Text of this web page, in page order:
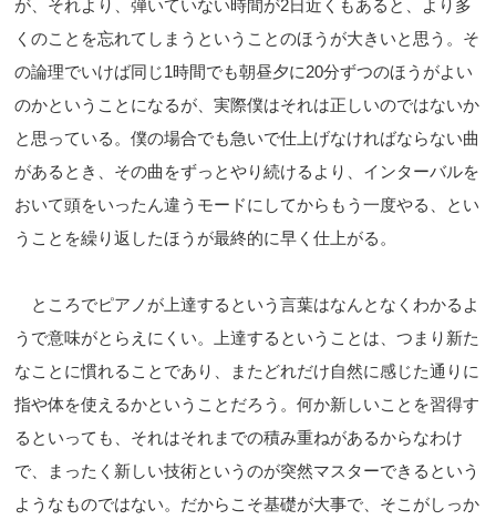
が、それより、弾いていない時間が2日近くもあると、より多
くのことを忘れてしまうということのほうが大きいと思う。そ
の論理でいけば同じ1時間でも朝昼夕に20分ずつのほうがよい
のかということになるが、実際僕はそれは正しいのではないか
と思っている。僕の場合でも急いで仕上げなければならない曲
があるとき、その曲をずっとやり続けるより、インターバルを
おいて頭をいったん違うモードにしてからもう一度やる、とい
うことを繰り返したほうが最終的に早く仕上がる。
ところでピアノが上達するという言葉はなんとなくわかるよ
うで意味がとらえにくい。上達するということは、つまり新た
なことに慣れることであり、またどれだけ自然に感じた通りに
指や体を使えるかということだろう。何か新しいことを習得す
るといっても、それはそれまでの積み重ねがあるからなわけ
で、まったく新しい技術というのが突然マスターできるという
ようなものではない。だからこそ基礎が大事で、そこがしっか